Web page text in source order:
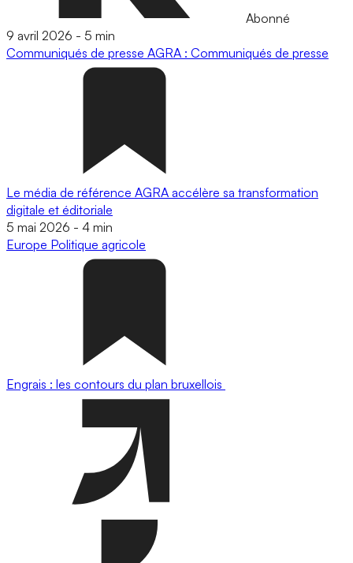
Abonné
9 avril 2026 - 5 min
Communiqués de presse AGRA : Communiqués de presse
Le média de référence AGRA accélère sa transformation
digitale et éditoriale
5 mai 2026 - 4 min
Europe Politique agricole
Engrais : les contours du plan bruxellois